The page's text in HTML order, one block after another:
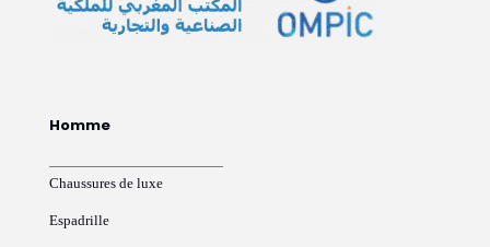
Homme
Chaussures de luxe
Espadrille